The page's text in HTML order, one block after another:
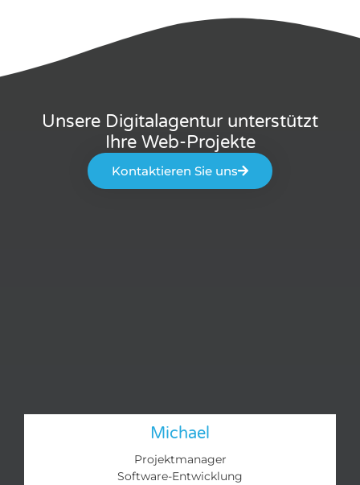
Unsere Digitalagentur unterstützt
Ihre Web-Projekte
Kontaktieren Sie uns
Michael
Projektmanager
Software-Entwicklung